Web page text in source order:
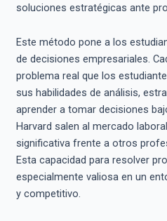
soluciones estratégicas ante
Este método pone a los
de decisiones empresariales.
problema real que los
sus habilidades de análisis,
aprender a tomar decisiones
Harvard salen al mercado
significativa frente a otros
Esta capacidad para resolver
especialmente valiosa en un
y competitivo.